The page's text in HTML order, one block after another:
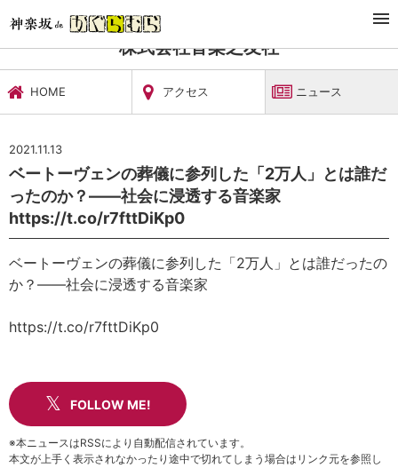
文化施設・ギャラリー
株式会社音楽之友社
HOME アクセス ニュース
2021.11.13
ベートーヴェンの葬儀に参列した「2万人」とは誰だ
ったのか？——社会に浸透する音楽家
https://t.co/r7fttDiKp0
ベートーヴェンの葬儀に参列した「2万人」とは誰だったの
か？——社会に浸透する音楽家
https://t.co/r7fttDiKp0
FOLLOW ME!
※本ニュースはRSSにより自動配信されています。
本文が上手く表示されなかったり途中で切れてしまう場合はリンク元を参照し